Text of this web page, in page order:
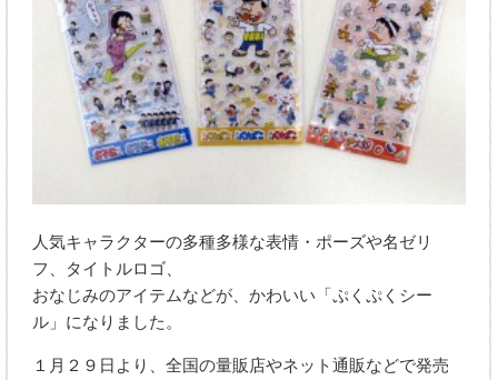
人気キャラクターの多種多様な表情・ポーズや名ゼリ
フ、タイトルロゴ、
おなじみのアイテムなどが、かわいい「ぷくぷくシー
ル」になりました。
１月２９日より、全国の量販店やネット通販などで発売